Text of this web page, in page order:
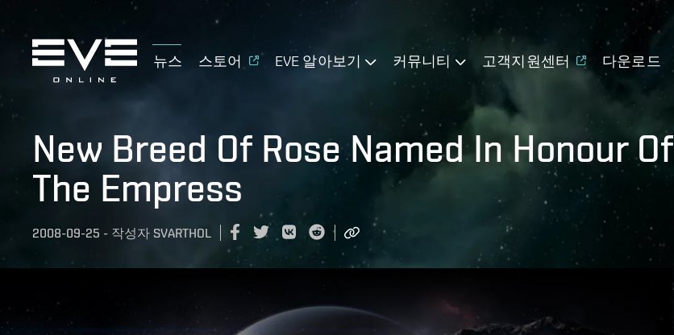
뉴스 스토어 EVE 알아보기 커뮤니티 고객지원센터 다운로드
New Breed Of Rose Named In Honour Of
The Empress
2008-09-25 - 작성자 SVARTHOL